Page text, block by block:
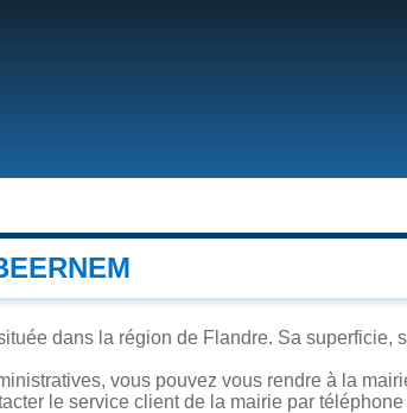
dans la région de Flandre. Sa superficie,
vous pouvez vous rendre à la
le service client de la mairie par